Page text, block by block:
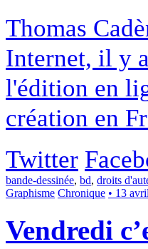
Thomas
Internet, il y
l'édition en
création en
Twitter
bande-dessinée, bd, droits
Graphisme Chronique • 13
Vendredi